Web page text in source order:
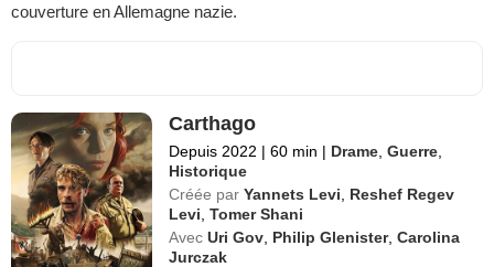
couverture en Allemagne nazie.
Carthago
Depuis 2022 | 60 min | Drame ,Guerre
Historique
Créée par Yannets Levi
Reshef Regev
Levi ,Tomer Shani
Avec Uri Gov Philip Glenister,Carolina
Jurczak